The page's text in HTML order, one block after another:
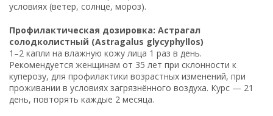
условиях (ветер, солнце, мороз).
Профилактическая дозировка: Астрагал
солодколистный (Astragalus glycyphyllos)
1–2 капли на влажную кожу лица 1 раз в день.
Рекомендуется женщинам от 35 лет при склонности к
куперозу, для профилактики возрастных изменений, при
проживании в условиях загрязнённого воздуха. Курс — 21
день, повторять каждые 2 месяца.